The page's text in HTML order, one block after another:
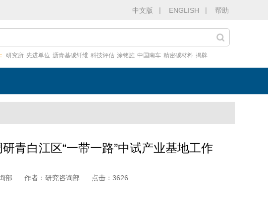
中文版 | ENGLISH | 帮助
研究所 先进单位 沥青基碳纤维 科技评估 涂铭旌 中国南车 精密碳材料 揭牌
青白江区“一带一路”中试产业基地工作
部 作者： 研究咨询部 点击： 3626